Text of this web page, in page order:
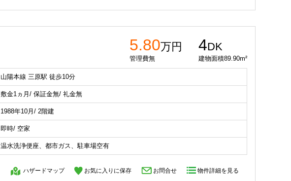
5.80万円
管理費無
4DK
建物面積89.90m²
山陽本線 三原駅 徒歩10分
敷金1ヵ月/ 保証金無/ 礼金無
1988年10月/ 2階建
即時/ 空家
温水洗浄便座、都市ガス、駐車場空有
ハザードマップ お気に入りに保存 お問合せ 物件詳細を見る